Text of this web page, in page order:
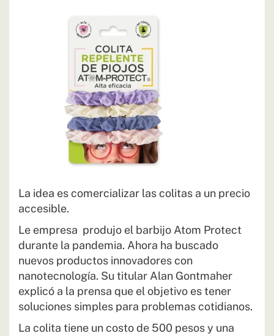
La idea es comercializar las colitas a un precio
accesible.
Le empresa produjo el barbijo Atom Protect
durante la pandemia. Ahora ha buscado
nuevos productos innovadores con
nanotecnología. Su titular Alan Gontmaher
explicó a la prensa que el objetivo es tener
soluciones simples para problemas cotidianos.
La colita tiene un costo de 500 pesos y una